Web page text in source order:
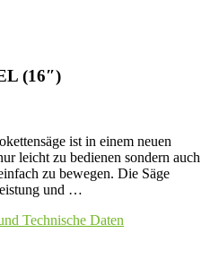
(16″)
ist in einem neuen
leicht zu bedienen sondern auch
zu bewegen. Die Säge
und …
Technische Daten